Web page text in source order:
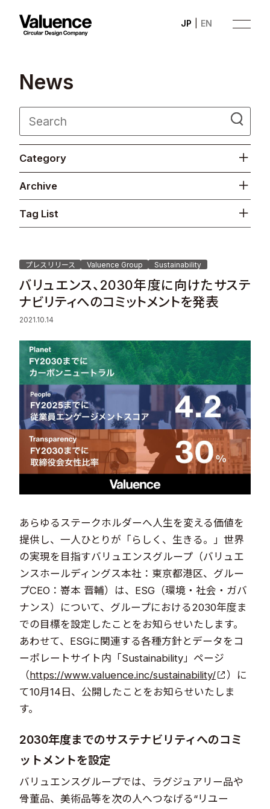
EN
JP
Company
Philosophy
Business
Investor Relations
Sustainability
Recruit
Contact
© Valuence Holdings Inc.
News
Category
Archive
Tag List
プレスリリース Valuence Group Sustainability
バリュエンス、2030年度に向けたサステ
ナビリティへのコミットメントを発表
2021.10.14
あらゆるステークホルダーへ人生を変える価値を
提供し、一人ひとりが「らしく、生きる。」世界
の実現を目指すバリュエンスグループ（バリュエ
ンスホールディングス本社：東京都港区、グルー
プCEO：嵜本 晋輔）は、ESG（環境・社会・ガバ
ナンス）について、グループにおける2030年度ま
での目標を設定したことをお知らせいたします。
あわせて、ESGに関連する各種方針とデータをコ
ーポレートサイト内「Sustainability」ページ
（https://www.valuence.inc/sustainability/
）に
て10月14日、公開したことをお知らせいたしま
す。
2030年度までのサステナビリティへのコミ
ットメントを設定
バリュエンスグループでは、ラグジュアリー品や
骨董品、美術品等を次の人へつなげる“リユー